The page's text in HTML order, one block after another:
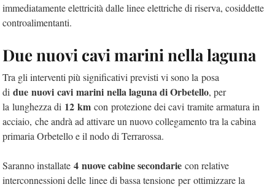
immediatamente elettricità dalle linee elettriche di riserva, cosiddette
controalimentanti.
Due nuovi cavi marini nella laguna
Tra gli interventi più significativi previsti vi sono la posa
di due nuovi cavi marini nella laguna di Orbetello, per
la lunghezza di 12 km con protezione dei cavi tramite armatura in
acciaio, che andrà ad attivare un nuovo collegamento tra la cabina
primaria Orbetello e il nodo di Terrarossa.
Saranno installate 4 nuove cabine secondarie con relative
interconnessioni delle linee di bassa tensione per ottimizzare la